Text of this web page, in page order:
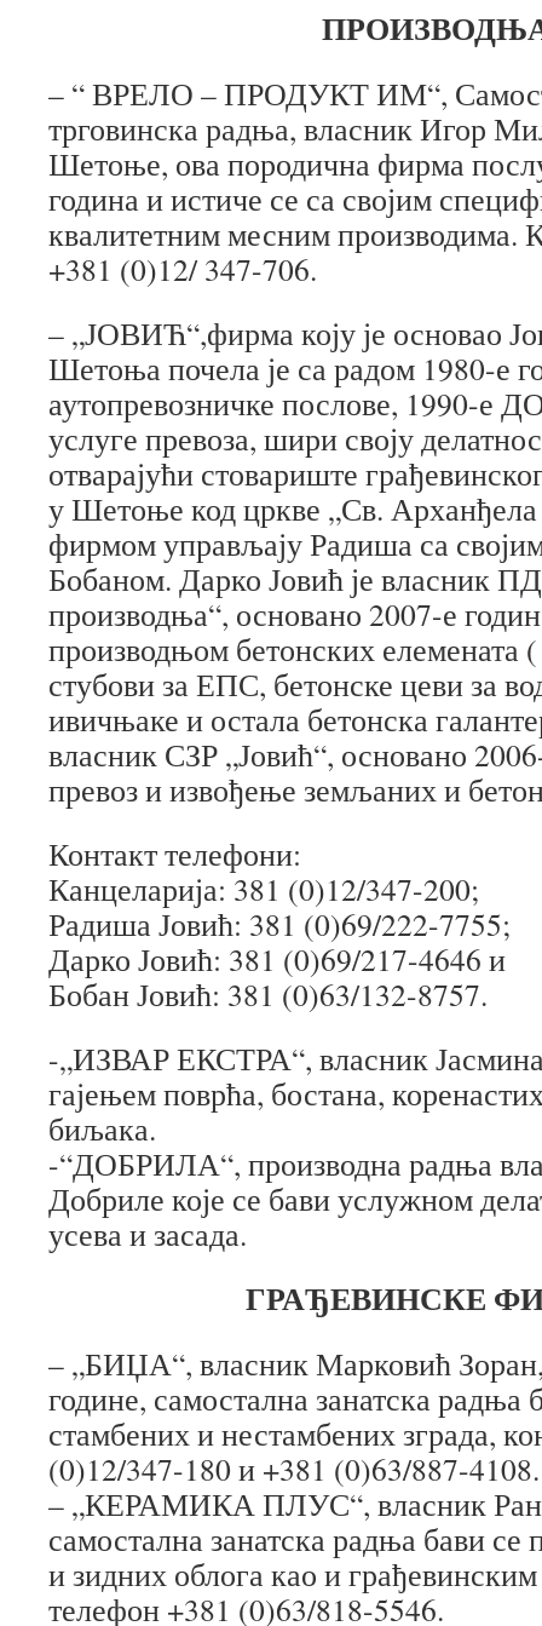
– “ ВРЕЛО – ПРОДУКТ ИМ“,
трговинска радња, власник Игор
Шетоње, ова породична фирма
година и истиче се са својим
квалитетним месним производима.
+381 (0)12/ 347-706.
– „ЈОВИЋ“,фирма коју је основао
Шетоња почела је са радом 1980-е
аутопревозничке послове, 1990-е
услуге превоза, шири своју
отварајући стовариште
у Шетоње код цркве „Св.
фирмом управљају Радиша са
Бобаном. Дарко Јовић је власник
производња“, основано 2007-е
производњом бетонских елемената
стубови за ЕПС, бетонске цеви за
ивичњаке и остала бетонска
власник СЗР „Јовић“, основано
превоз и извођење земљаних и
Контакт телефони:
Канцеларија: 381 (0)12/347-200;
Радиша Јовић: 381 (0)69/222-7755;
Дарко Јовић: 381 (0)69/217-4646 и
Бобан Јовић: 381 (0)63/132-8757.
-„ИЗВАР ЕКСТРА“, власник Јасмина
гајењем поврћа, бостана,
биљака.
-“ДОБРИЛА“, производна радња
Добриле које се бави услужном
усева и засада.
ГРАЂЕВИНСКЕ
– „БИЏА“, власник Марковић
године, самостална занатска радња
стамбених и нестамбених зграда,
(0)12/347-180 и +381 (0)63/887-4108.
– „КЕРАМИКА ПЛУС“, власник
самостална занатска радња бави
и зидних облога као и
телефон +381 (0)63/818-5546.